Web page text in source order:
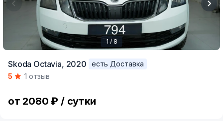
of
1 / 8
Skoda Octavia, 2020
есть Доставка
5
1 отзыв
от 2080 ₽ / сутки